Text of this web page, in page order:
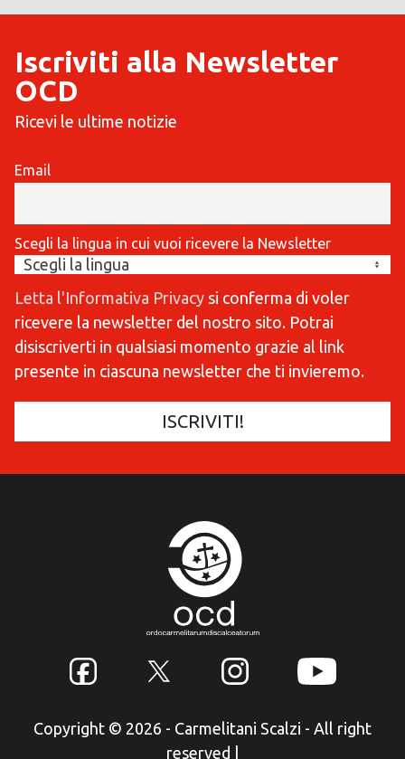
Iscriviti alla Newsletter
OCD
Ricevi le ultime notizie
Email
Scegli la lingua in cui vuoi ricevere la Newsletter
Letta l'Informativa Privacy si conferma di voler
ricevere la newsletter del nostro sito. Potrai
disiscriverti in qualsiasi momento grazie al link
presente in ciascuna newsletter che ti invieremo.
Copyright © 2026 - Carmelitani Scalzi - All right
reserved